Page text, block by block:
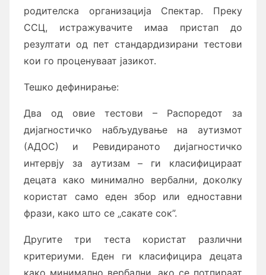
родителска организација Спектар. Преку
ССЦ, истражувачите имаа пристап до
резултати од пет стандардизирани тестови
кои го проценуваат јазикот.
Тешко дефинирање:
Два од овие тестови – Распоредот за
дијагностичко набљудување на аутизмот
(АДОС) и Ревидираното дијагностичко
интервју за аутизам – ги класифицираат
децата како минимално вербални, доколку
користат само еден збор или едноставни
фрази, како што се „сакате сок”.
Другите три теста користат различни
критериуми. Еден ги класифицира децата
како минимално вербални, ако се потпираат